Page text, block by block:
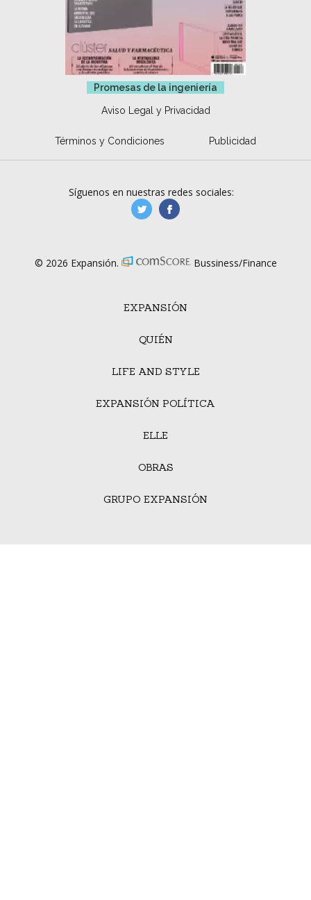
Promesas de la ingeniería
Aviso Legal y Privacidad
Términos y Condiciones Publicidad
EXPANSIÓN
QUIÉN
LIFE AND STYLE
EXPANSIÓN POLÍTICA
ELLE
OBRAS
GRUPO EXPANSIÓN
Síguenos en nuestras redes sociales:
manufacturaGE
© 2026 Expansión. Bussiness/Finance